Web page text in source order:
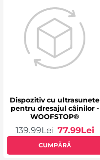
Dispozitiv cu ultrasunete
pentru dresajul câinilor -
WOOFSTOP®
139.99Lei 77.99Lei
CUMPĂRĂ